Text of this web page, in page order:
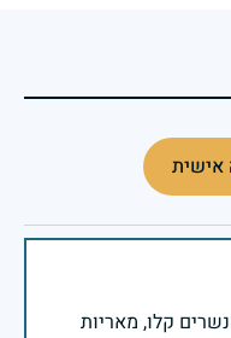
קלו, מאריות